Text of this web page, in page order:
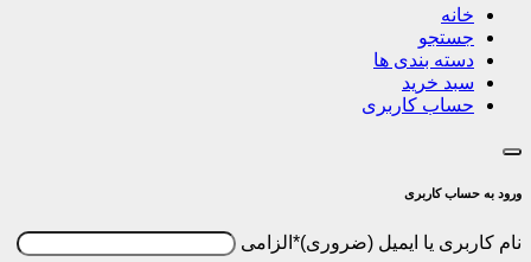
بندی ها
خرید
کاربری
یا ایمیل * الزامی